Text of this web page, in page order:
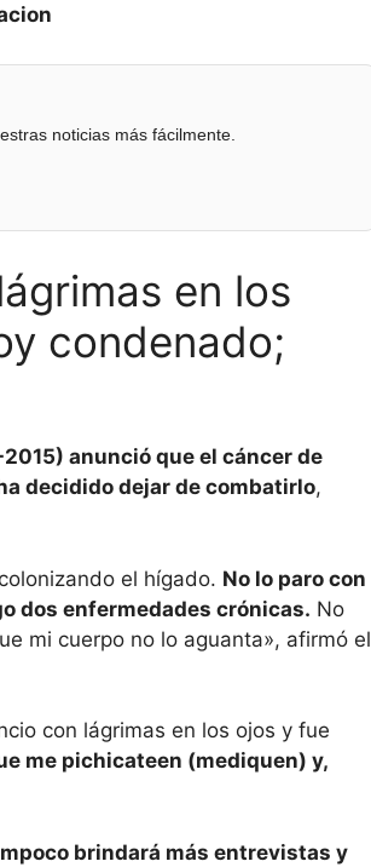
noticias más fácilmente.
en los
condenado;
anunció que el cáncer de
decidido dejar de combatirlo,
el hígado. No lo paro con
dos enfermedades crónicas. No
mi cuerpo no lo aguanta», afirmó el
con lágrimas en los ojos y fue
me pichicateen (mediquen) y,
brindará más entrevistas y